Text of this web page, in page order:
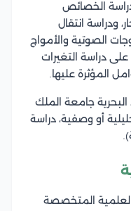
الخصائص
ودراسة انتقال
الصوتية والأمواج
على دراسة التغيرات
المؤثرة عليها.
جامعة الملك
أو وصفية، دراسة
العلمية المتخصصة